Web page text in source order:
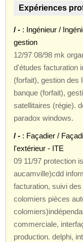
Expériences
/ - : Ingénieur /
gestion
12/97 08/98 mk
d'études facturation
(forfait), gestion des
banque (forfait),
satellitaires (régie).
paradox windows.
/ - : Façadier /
l'extérieur - ITE
09 11/97 protection
aucamville)cdd
facturation, suivi
colomiers pièces
commerciale,
production. delphi,